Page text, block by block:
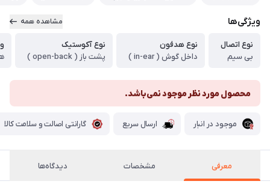
ویژگی‌ها مشاهده همه
نوع اتصال
بی سیم
نوع هدفون
داخل گوش ( in-ear )
نوع آکوستیک
پشت باز ( open-back )
محصول مورد نظر موجود نمی‌باشد.
موجود در انبار ارسال سریع گارانتی اصالت و سلامت کالا
معرفی مشخصات دیدگاه‌ها